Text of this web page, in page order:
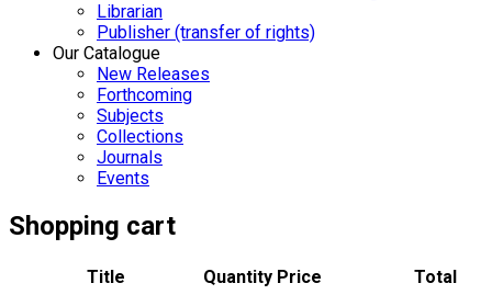
Librarian
Publisher (transfer of rights)
Our Catalogue
New Releases
Forthcoming
Subjects
Collections
Journals
Events
Shopping cart
Title Quantity Price Total